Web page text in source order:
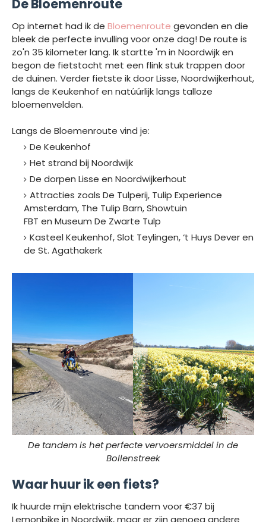
De Bloemenroute
Op internet had ik de Bloemenroute gevonden en die
bleek de perfecte invulling voor onze dag! De route is
zo'n 35 kilometer lang. Ik startte 'm in Noordwijk en
begon de fietstocht met een flink stuk trappen door
de duinen. Verder fietste ik door Lisse, Noordwijkerhout,
langs de Keukenhof en natúúrlijk langs talloze
bloemenvelden.
Langs de Bloemenroute vind je:
De Keukenhof
Het strand bij Noordwijk
De dorpen Lisse en Noordwijkerhout
Attracties zoals De Tulperij, Tulip Experience
Amsterdam, The Tulip Barn, Showtuin
FBT en Museum De Zwarte Tulp
Kasteel Keukenhof, Slot Teylingen, ‘t Huys Dever en
de St. Agathakerk
De tandem is het perfecte vervoersmiddel in de
Bollenstreek
Waar huur ik een fiets?
Ik huurde mijn elektrische tandem voor €37 bij